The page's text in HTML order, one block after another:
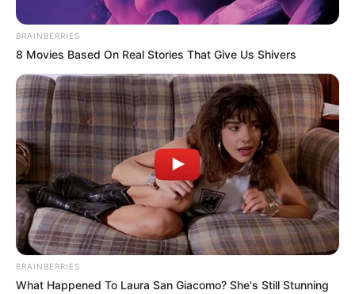
Composición: Freepik
Definen tiempo límite para que le asignen cita médica: se
acaba la larga espera
Por:Flor Angie Baena
BRAINBERRIES
8 Movies Based On Real Stories That Give Us Shivers
BRAINBERRIES
What Happened To Laura San Giacomo? She's Still Stunning